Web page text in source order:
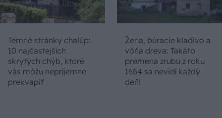
Temné stránky chalúp:
10 najčastejších
skrytých chýb, ktoré
vás môžu nepríjemne
prekvapiť
Žena, búracie kladivo a
vôňa dreva: Takáto
premena zrubu z roku
1654 sa nevidí každý
deň!